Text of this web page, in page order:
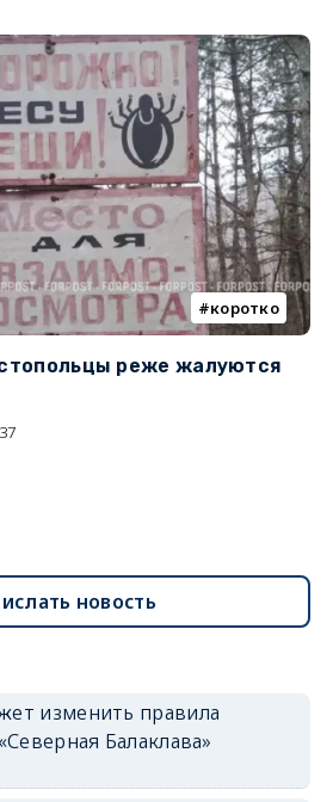
коротко
реже жалуются
новость
изменить правила
Балаклава»